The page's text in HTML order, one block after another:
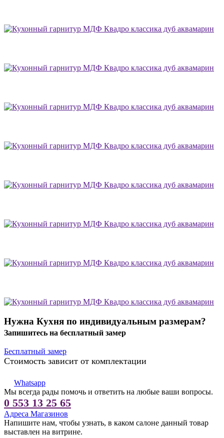
Нужна Кухня по индивидуальным размерам?
Запишитесь на бесплатный замер
Бесплатный замер
Стоимость зависит от комплектации
Whatsapp
Мы всегда рады помочь и ответить на любые ваши вопросы.
0 553 13 25 65
Адреса Магазинов
Напишите нам, чтобы узнать, в каком салоне данный товар
выставлен на витрине.